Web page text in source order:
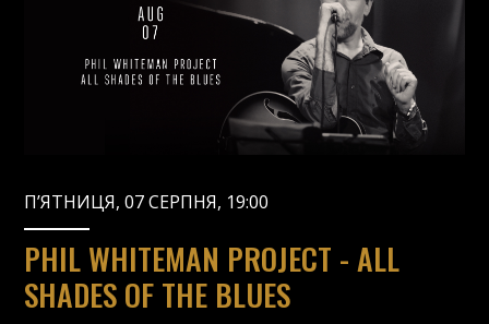
П’ЯТНИЦЯ, 07 СЕРПНЯ, 19:00
PHIL WHITEMAN PROJECT - ALL
SHADES OF THE BLUES